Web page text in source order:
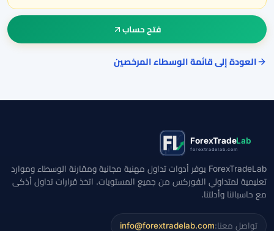
فتح حساب
العودة إلى قائمة الوسطاء المرخصين
ForexTradeLab
forextradelab.com
ForexTradeLab يوفر أدوات تداول مهنية مجانية ومقارنة الوسطاء وموارد
تعليمية لمتداولي الفوركس من جميع المستويات. اتخذ قرارات تداول أذكى
مع حاسباتنا وأدلتنا.
تواصل معنا:info@forextradelab.com